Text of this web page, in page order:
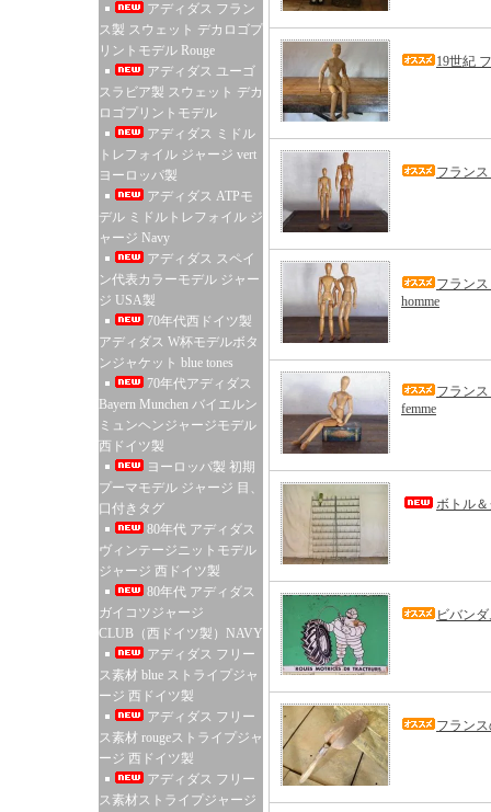
アディダス フラン
ス製 スウェット デカロゴプ
リントモデル Rouge
アディダス ユーゴ
スラビア製 スウェット デカ
ロゴプリントモデル
アディダス ミドル
トレフォイル ジャージ vert
ヨーロッパ製
アディダス ATPモ
デル ミドルトレフォイル ジ
ャージ Navy
アディダス スペイ
ン代表カラーモデル ジャー
ジ USA製
70年代西ドイツ製
アディダス W杯モデルボタ
ンジャケット blue tones
70年代アディダス
Bayern Munchen バイエルン
ミュンヘンジャージモデル
西ドイツ製
ヨーロッパ製 初期
プーマモデル ジャージ 目、
口付きタグ
80年代 アディダス
ヴィンテージニットモデル
ジャージ 西ドイツ製
80年代 アディダス
ガイコツジャージ
CLUB（西ドイツ製）NAVY
アディダス フリー
ス素材 blue ストライプジャ
ージ 西ドイツ製
アディダス フリー
ス素材 rougeストライプジャ
ージ 西ドイツ製
アディダス フリー
ス素材ストライプジャージ
19世紀
フラン
フラン
homme
フラン
femme
ボトル
ビバン
フラン